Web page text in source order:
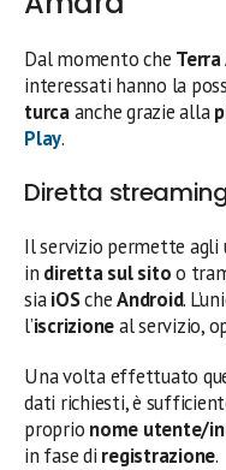
Dal momento che
interessati hanno la
turcaanche grazie alla
Play.
Diretta
Il servizio permette agli
in diretta sul sitoo
siaiOScheAndroid.
l’iscrizioneal servizio,
Una volta effettuato
dati richiesti, è
proprio nome utente/
in fase di registrazione.